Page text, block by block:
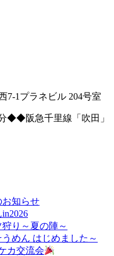
7-1プラネビル 204号室
◆◆阪急千里線「吹田」
お知らせ
り～夏の陣～
めん はじめました～
カ交流会